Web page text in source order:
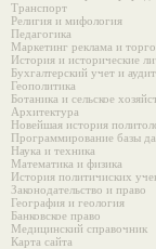
Транспорт
Религия и мифология
Педагогика
Маркетинг реклама и
История и исторические
Бухгалтерский учет и аудит
Геополитика
Ботаника и сельское
Архитектура
Новейшая история
Программирование базы
Наука и техника
Математика и физика
История политичиских
Законодательство и право
География и геология
Банковское право
Медицинский справочник
Карта сайта